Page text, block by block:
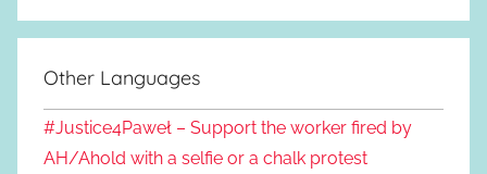
Other Languages
#Justice4Paweł – Support the worker fired by
AH/Ahold with a selfie or a chalk protest